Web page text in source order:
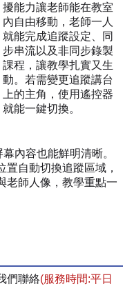
擾能力讓老師能在教室
內自由移動，老師一人
就能完成追蹤設定、同
步串流以及非同步錄製
課程，讓教學扎實又生
動。若需變更追蹤講台
上的主角，使用遙控器
就能一鍵切換。
內容也能鮮明清晰。
自動切換追蹤區域，
老師人像，教學重點一
們聯絡(服務時間:平日